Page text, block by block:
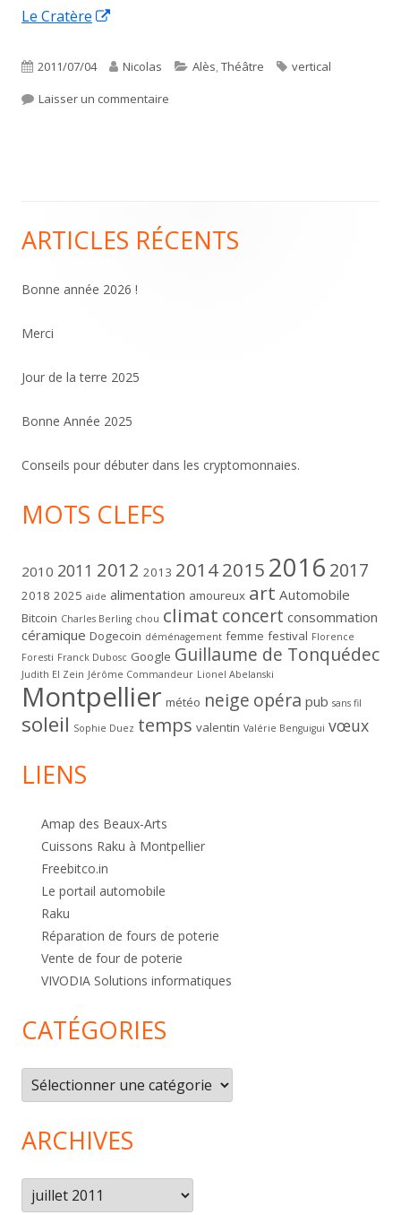
fenêtre
Le Cratère
une
nouvelle
Publié
le
2011/07/04 Auteur
Nicolas Catégories
Alès,Théâtre Étiquettes
vertical
Laisser un commentaire
Colonne
principale
ARTICLES RÉCENTS
Bonne année 2026 !
Merci
Jour de la terre 2025
Bonne Année 2025
Conseils pour débuter dans les cryptomonnaies.
MOTS CLEFS
2010 2011 2012 2013 20142015 2016 2017
2018 2025 aide alimentation amoureux art Automobile
Bitcoin Charles Berling chou climat concert consommation
céramique Dogecoin déménagement femme festival Florence
Foresti Franck Dubosc Google Guillaume de Tonquédec
Judith El Zein Jérôme Commandeur Lionel Abelanski
Montpellier météo neige opéra pub sans fil
soleil Sophie Duez temps valentin Valérie Benguigui vœux
LIENS
Amap des Beaux-Arts
Cuissons Raku à Montpellier
Freebitco.in
Le portail automobile
Raku
Réparation de fours de poterie
Vente de four de poterie
VIVODIA Solutions informatiques
CATÉGORIES
Catégories
ARCHIVES
Archives